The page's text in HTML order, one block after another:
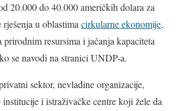
20.000 do 40.000 američkih dolara za
u oblastima cirkularne ekonomije,
resursima i jačanja kapaciteta
se navodi na stranici UNDP-a.
sektor, nevladine organizacije,
i istraživačke centre koji žele da